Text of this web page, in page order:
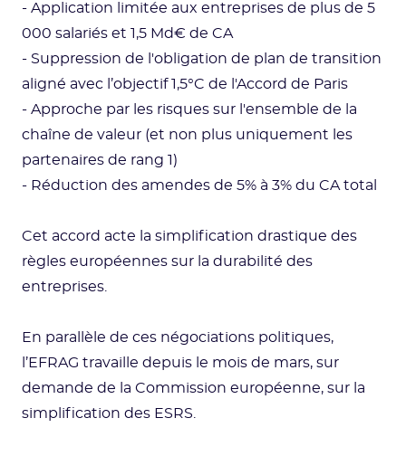
- Application limitée aux entreprises de plus de 5
000 salariés et 1,5 Md€ de CA
- Suppression de l'obligation de plan de transition
aligné avec l’objectif 1,5°C de l'Accord de Paris
- Approche par les risques sur l'ensemble de la
chaîne de valeur (et non plus uniquement les
partenaires de rang 1)
- Réduction des amendes de 5% à 3% du CA total
Cet accord acte la simplification drastique des
règles européennes sur la durabilité des
entreprises.
En parallèle de ces négociations politiques,
l’EFRAG travaille depuis le mois de mars, sur
demande de la Commission européenne, sur la
simplification des ESRS.